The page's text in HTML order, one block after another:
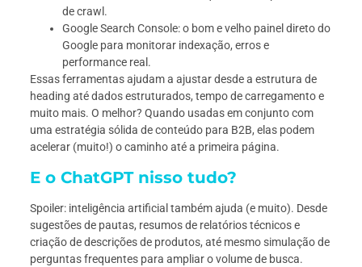
de crawl.
Google Search Console: o bom e velho painel direto do
Google para monitorar indexação, erros e
performance real.
Essas ferramentas ajudam a ajustar desde a estrutura de
heading até dados estruturados, tempo de carregamento e
muito mais. O melhor? Quando usadas em conjunto com
uma estratégia sólida de conteúdo para B2B, elas podem
acelerar (muito!) o caminho até a primeira página.
E o ChatGPT nisso tudo?
Spoiler: inteligência artificial também ajuda (e muito). Desde
sugestões de pautas, resumos de relatórios técnicos e
criação de descrições de produtos, até mesmo simulação de
perguntas frequentes para ampliar o volume de busca.